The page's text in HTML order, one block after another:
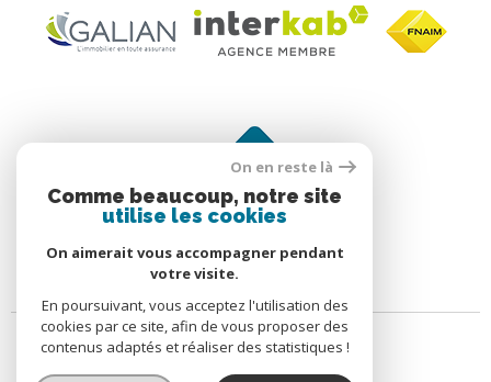
On en reste là
Comme beaucoup, notre site
utilise les cookies
On aimerait vous accompagner pendant
votre visite.
En poursuivant, vous acceptez l'utilisation des
cookies par ce site, afin de vous proposer des
contenus adaptés et réaliser des statistiques !